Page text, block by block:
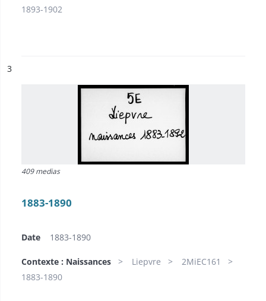
1893-1902
n°
3
409 medias
1883-1890
Date 1883-1890
Contexte : Naissances Liepvre
2MiEC161
1883-1890